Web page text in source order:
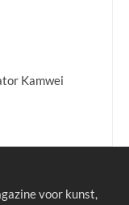
Kamwei
voor kunst,